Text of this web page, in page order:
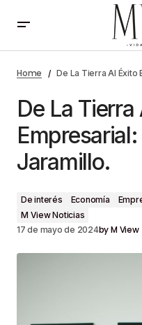
De La Tierra Al Éxito
Home De La Tierra Al Éxito
De La
Jaramillo.
De interés Economía
M View Noticias
17 de mayo de 2024byM View